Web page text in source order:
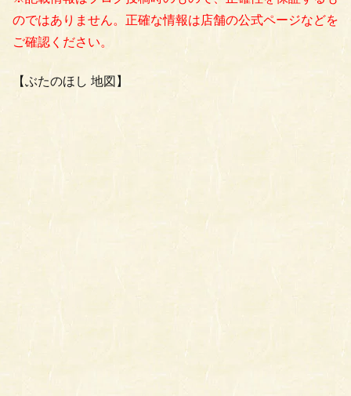
のではありません。正確な情報は店舗の公式ページなどを
ご確認ください。
【ぶたのほし 地図】